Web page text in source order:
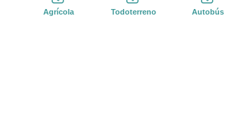
Agrícola Todoterreno Autobús